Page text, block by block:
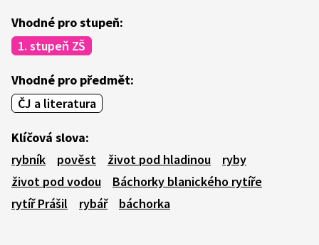
Vhodné pro stupeň:
1. stupeň ZŠ
Vhodné pro předmět:
ČJ a literatura
Klíčová slova:
rybník
pověst život pod hladinou
ryby
život pod vodou
Báchorky blanického rytíře
rytíř Prášil
rybář báchorka